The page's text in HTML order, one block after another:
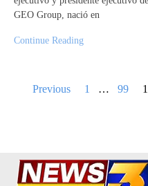
GEO Group, nació en
Continue Reading
PostsPrevious 1 … 99